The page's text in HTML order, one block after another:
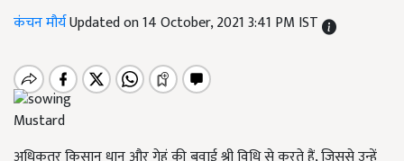
कंचन मौर्यUpdated on 14 October, 2021 3:41 PM IST
Mustard